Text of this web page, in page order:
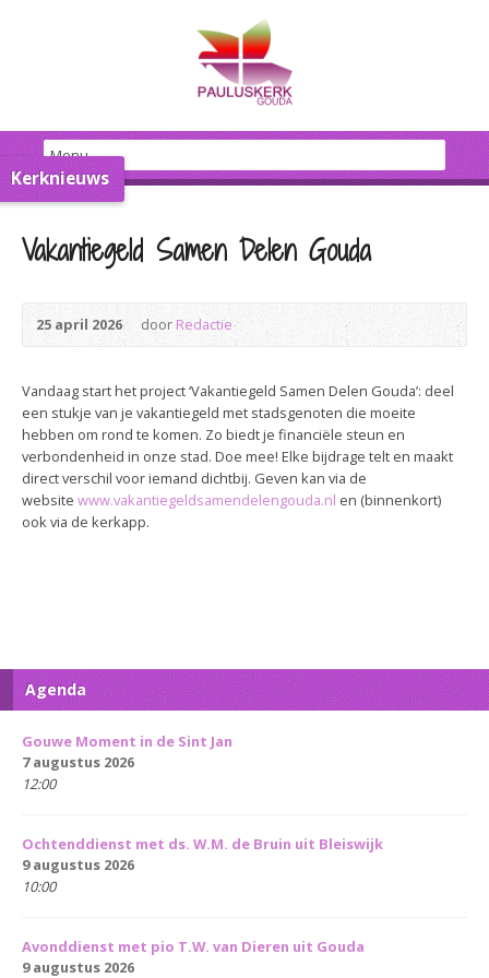
Kerknieuws
Vakantiegeld Samen Delen Gouda
25 april 2026 doorRedactie
Vandaag start het project ‘Vakantiegeld Samen Delen Gouda’: deel
een stukje van je vakantiegeld met stadsgenoten die moeite
hebben om rond te komen. Zo biedt je financiële steun en
verbondenheid in onze stad. Doe mee! Elke bijdrage telt en maakt
direct verschil voor iemand dichtbij. Geven kan via de
website www.vakantiegeldsamendelengouda.nl en (binnenkort)
ook via de kerkapp.
Agenda
Gouwe Moment in de Sint Jan
7 augustus 2026
12:00
Ochtenddienst met ds. W.M. de Bruin uit Bleiswijk
9 augustus 2026
10:00
Avonddienst met pio T.W. van Dieren uit Gouda
9 augustus 2026